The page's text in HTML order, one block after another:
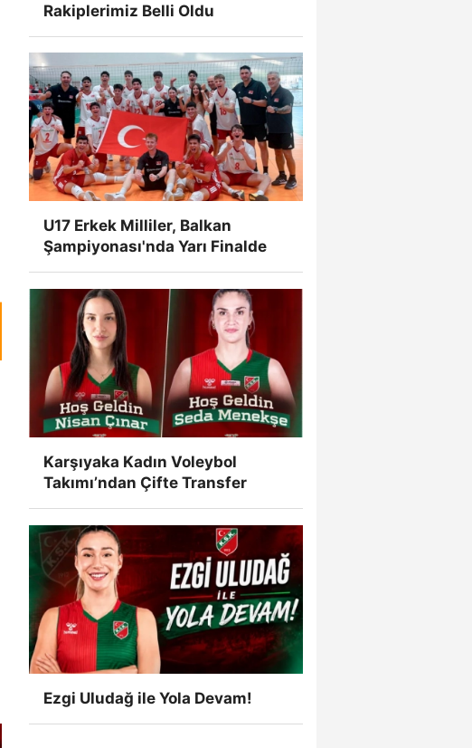
Rakiplerimiz Belli Oldu
U17 Erkek Milliler, Balkan
Şampiyonası'nda Yarı Finalde
Karşıyaka Kadın Voleybol
Takımı’ndan Çifte Transfer
Ezgi Uludağ ile Yola Devam!